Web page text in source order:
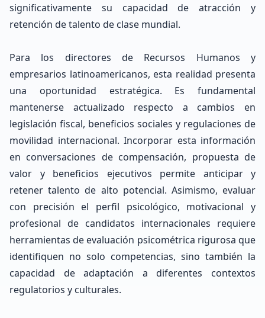
significativamente su capacidad de atracción y
retención de talento de clase mundial.
Para los directores de Recursos Humanos y
empresarios latinoamericanos, esta realidad presenta
una oportunidad estratégica. Es fundamental
mantenerse actualizado respecto a cambios en
legislación fiscal, beneficios sociales y regulaciones de
movilidad internacional. Incorporar esta información
en conversaciones de compensación, propuesta de
valor y beneficios ejecutivos permite anticipar y
retener talento de alto potencial. Asimismo, evaluar
con precisión el perfil psicológico, motivacional y
profesional de candidatos internacionales requiere
herramientas de evaluación psicométrica rigurosa que
identifiquen no solo competencias, sino también la
capacidad de adaptación a diferentes contextos
regulatorios y culturales.